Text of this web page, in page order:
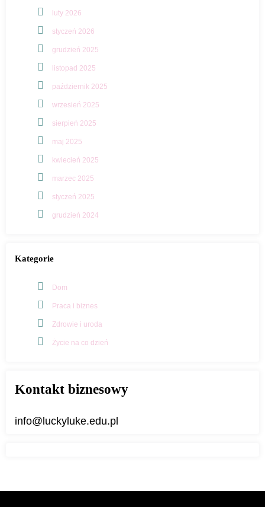
luty 2026
styczeń 2026
grudzień 2025
listopad 2025
październik 2025
wrzesień 2025
sierpień 2025
maj 2025
kwiecień 2025
marzec 2025
styczeń 2025
grudzień 2024
Kategorie
Dom
Praca i biznes
Zdrowie i uroda
Życie na co dzień
Kontakt biznesowy
info@luckyluke.edu.pl